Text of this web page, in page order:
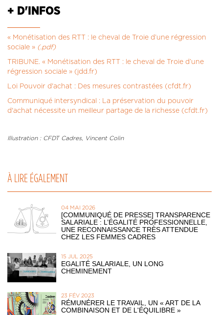
+ D'INFOS
« Monétisation des RTT : le cheval de Troie d’une régression
sociale » (.pdf)
TRIBUNE. « Monétisation des RTT : le cheval de Troie d’une
régression sociale » (jdd.fr)
Loi Pouvoir d'achat : Des mesures contrastées (cfdt.fr)
Communiqué intersyndical : La préservation du pouvoir
d'achat nécessite un meilleur partage de la richesse (cfdt.fr)
Illustration : CFDT Cadres, Vincent Colin
À LIRE ÉGALEMENT
04 MAI 2026
[COMMUNIQUÉ DE PRESSE] TRANSPARENCE
SALARIALE : L’ÉGALITÉ PROFESSIONNELLE,
UNE RECONNAISSANCE TRÈS ATTENDUE
CHEZ LES FEMMES CADRES
15 JUL 2025
EGALITÉ SALARIALE, UN LONG
CHEMINEMENT
23 FÉV 2023
RÉMUNÉRER LE TRAVAIL, UN « ART DE LA
COMBINAISON ET DE L'ÉQUILIBRE »